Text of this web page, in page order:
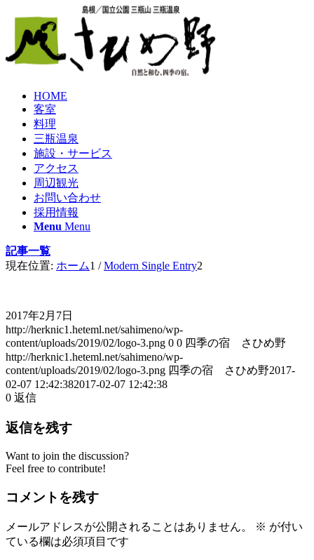
HOME
客室
料理
三瓶温泉
施設・サービス
アクセス
周辺観光
お問い合わせ
採用情報
Menu Menu
記事一覧
現在位置: ホーム1 / Modern Single Entry2
2017年2月7日
http://herknic1.heteml.net/sahimeno/wp-
content/uploads/2019/02/logo-3.png 0 0 四季の宿 さひめ野
http://herknic1.heteml.net/sahimeno/wp-
content/uploads/2019/02/logo-3.png 四季の宿 さひめ野2017-
02-07 12:42:382017-02-07 12:42:38
0 返信
返信を残す
Want to join the discussion?
Feel free to contribute!
コメントを残す
メールアドレスが公開されることはありません。 ※ が付い
ている欄は必須項目です